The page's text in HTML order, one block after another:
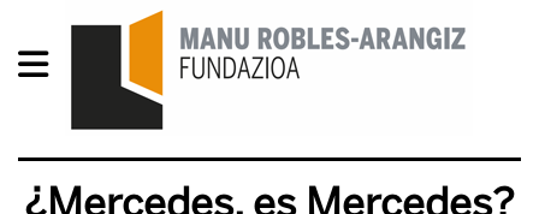
¿Mercedes, es Mercedes?